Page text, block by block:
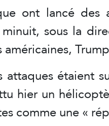
ont lancé des
sous la
étaient
hier un
comme une «